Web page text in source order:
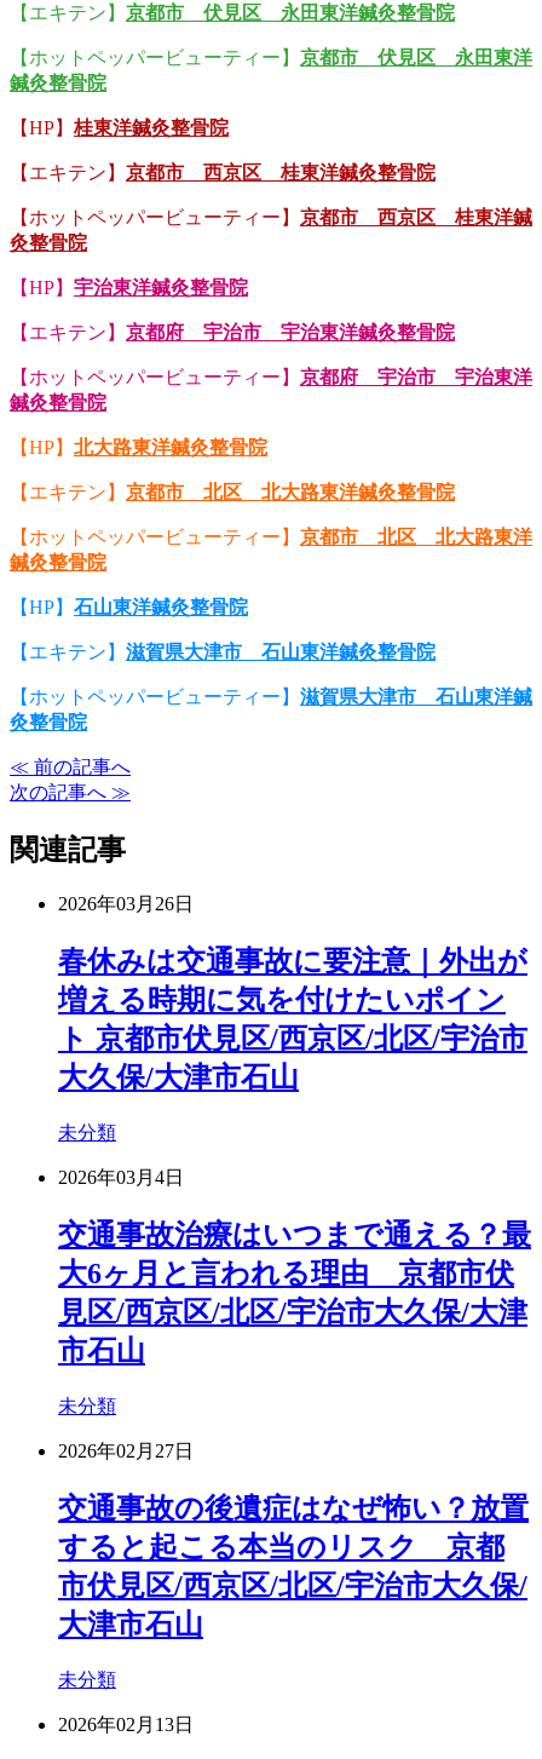
【エキテン】 京都市 伏見区 永田東洋鍼灸整骨院
【ホットペッパービューティー】 京都市 伏見区 永田東洋
鍼灸整骨院
【HP】 桂東洋鍼灸整骨院
【エキテン】 京都市 西京区 桂東洋鍼灸整骨院
【ホットペッパービューティー】 京都市 西京区 桂東洋鍼
灸整骨院
【HP】 宇治東洋鍼灸整骨院
【エキテン】 京都府 宇治市 宇治東洋鍼灸整骨院
【ホットペッパービューティー】 京都府 宇治市 宇治東洋
鍼灸整骨院
【HP】 北大路東洋鍼灸整骨院
【エキテン】 京都市 北区 北大路東洋鍼灸整骨院
【ホットペッパービューティー】 京都市 北区 北大路東洋
鍼灸整骨院
【HP】 石山東洋鍼灸整骨院
【エキテン】 滋賀県大津市 石山東洋鍼灸整骨院
【ホットペッパービューティー】 滋賀県大津市 石山東洋鍼
灸整骨院
≪ 前の記事へ
次の記事へ ≫
関連記事
2026年03月26日
春休みは交通事故に要注意｜外出が
増える時期に気を付けたいポイン
ト 京都市伏見区/西京区/北区/宇治市
大久保/大津市石山
未分類
2026年03月4日
交通事故治療はいつまで通える？最
大6ヶ月と言われる理由 京都市伏
見区/西京区/北区/宇治市大久保/大津
市石山
未分類
2026年02月27日
交通事故の後遺症はなぜ怖い？放置
すると起こる本当のリスク 京都
市伏見区/西京区/北区/宇治市大久保/
大津市石山
未分類
2026年02月13日